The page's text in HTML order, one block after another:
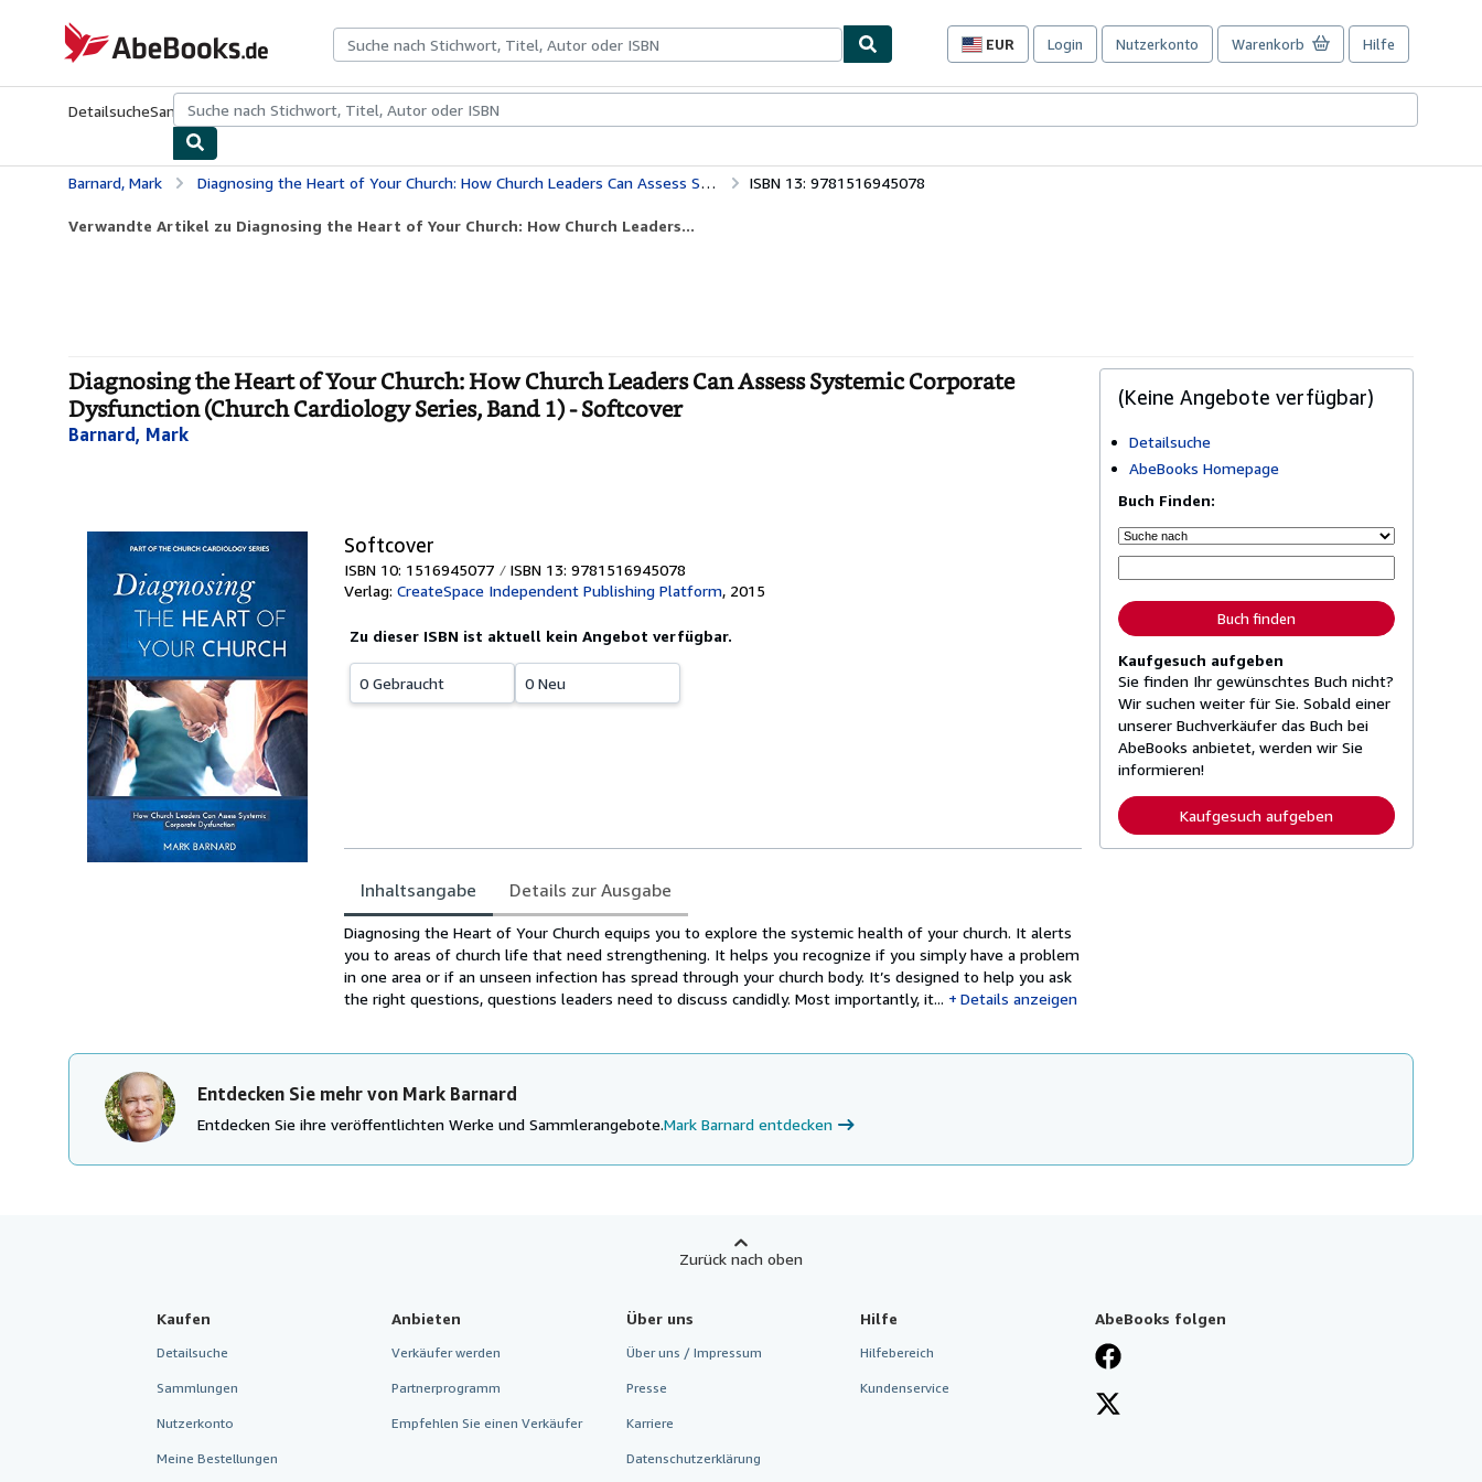
AbeBooks.de
EUR
Seite
Einkaufseinstellungen.
Login Nutzerkonto Warenkorb Hilfe
DetailsucheSammlungenAntiquarische BücherKunst & Sammlerstücke
Barnard, Mark Diagnosing the Heart of Your Church: How Church Leaders Can Assess Systemic Corporate Dysfunction (Church Cardiology Series, Band 1) ISBN 13: 9781516945078
Verwandte Artikel zu Diagnosing the Heart of Your Church: How Church Leaders...
Diagnosing the Heart of Your Church: How Church Leaders Can Assess Systemic Corporate
Dysfunction (Church Cardiology Series, Band 1) - Softcover
Barnard, Mark
Softcover
ISBN 10: 1516945077 ISBN 13: 9781516945078
Verlag: CreateSpace Independent Publishing Platform, 2015
Zu dieser ISBN ist aktuell kein Angebot verfügbar.
0 Gebraucht 0 Neu
Inhaltsangabe Details zur Ausgabe
Inhaltsangabe
Diagnosing the Heart of Your Church equips you to explore the systemic health of your church. It alerts
you to areas of church life that need strengthening. It helps you recognize if you simply have a problem
in one area or if an unseen infection has spread through your church body. It’s designed to help you ask
the right questions, questions leaders need to discuss candidly. Most importantly, it...
Details anzeigen
(Keine Angebote verfügbar)
Detailsuche
AbeBooks Homepage
Buch Finden:
Buch finden
Kaufgesuch aufgeben
Sie finden Ihr gewünschtes Buch nicht?
Wir suchen weiter für Sie. Sobald einer
unserer Buchverkäufer das Buch bei
AbeBooks anbietet, werden wir Sie
informieren!
Kaufgesuch aufgeben
Entdecken Sie mehr von Mark Barnard
Entdecken Sie ihre veröffentlichten Werke und Sammlerangebote.Mark Barnard entdecken
Zurück nach oben
Kaufen
Detailsuche
Sammlungen
Nutzerkonto
Meine Bestellungen
Anbieten
Verkäufer werden
Partnerprogramm
Empfehlen Sie einen Verkäufer
Über uns
Über uns / Impressum
Presse
Karriere
Datenschutzerklärung
Hilfe
Hilfebereich
Kundenservice
AbeBooks folgen